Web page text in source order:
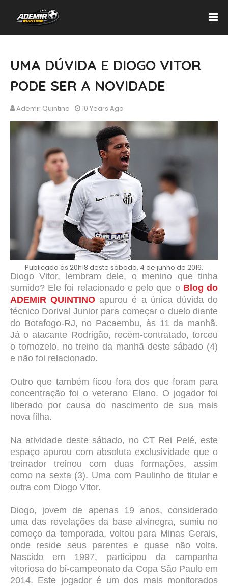
UMA DÚVIDA E DIOGO VITOR
PODE SER A NOVIDADE
Ademir Quintino 10 Years Ago
Publicado às 20h18 deste sábado, 4 de junho de 2016.
Diogo Vitor, lembram dele, o menino que tinha
sumido? Ele foi relacionado e pelo que o Blog do
ADEMIR QUINTINO apurou é a única dúvida do
técnico Dorival Junior para começar o duelo diante
do Botafogo-RJ, no Pacaembu, às 11 da manhã.
Já o atacante Rodrigão, recém-contratado, torceu
o tornozelo, no treino da manhã deste sábado (4)
e não foi relacionado.
Outro que também ficou fora dos que foram para
concentração foi o veterano Elano. O jogador foi
liberado por causa do nascimento de sua mais
nova filha.
Na atividade deste sábado, no CT Rei Pelé, este
espaço apurou com absoluta exclusividade que o
treinador treinou com duas formações, assim
como na sexta (3). Uma com Paulinho de titular e
outra com Diogo Vitor.
Diogo, jovem de apenas 19 anos, considerado
uma das revelações da base alvinegra, sumiu no
começo da temporada, voltou para Minas Gerais,
onde reside seus parentes e quase não volta.
Nascido em 1997, participou da campanha
vitoriosa do bi-campeonato da Copa São Paulo em
2014. Este jogador é um dos mais monitorados